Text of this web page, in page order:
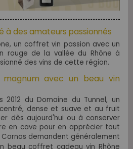
à des amateurs passionnés
un coffret vin passion avec un
rouge de la vallée du Rhône à
des vins de cette région.
avec un beau vin
2012 du Domaine du Tunnel, un
dense et suave et au fruit
dès aujourd'hui ou à conserver
en cave pour en apprécier tout
Cornas demandent généralement
beau coffret cadeau vin Rhône